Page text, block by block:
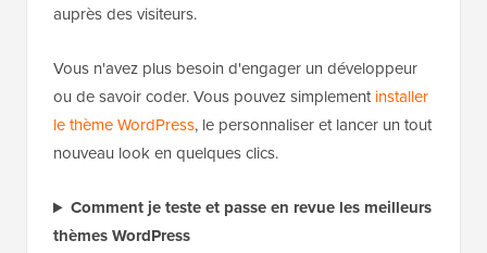
auprès des visiteurs.
Vous n'avez plus besoin d'engager un développeur
ou de savoir coder. Vous pouvez simplementinstaller
le thème WordPress, le personnaliser et lancer un tout
nouveau look en quelques clics.
Comment je teste et passe en revue les meilleurs
thèmes WordPress